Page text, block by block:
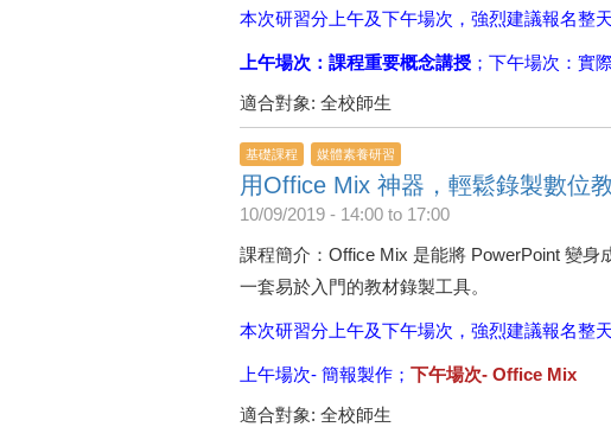
本次研習分上午及下午場次，強烈建議報名整
上午場次：課程重要概念講授 ；下午場次：實
適合對象: 全校師生
基礎課程 媒體素養研習
用Office Mix 神器，輕鬆錄製數位
10/09/2019 - 14:00 to 17:00
課程簡介：Office Mix 是能將 PowerPoint 變
一套易於入門的教材錄製工具。
本次研習分上午及下午場次，強烈建議報名整
上午場次- 簡報製作； 下午場次- Office Mix
適合對象: 全校師生